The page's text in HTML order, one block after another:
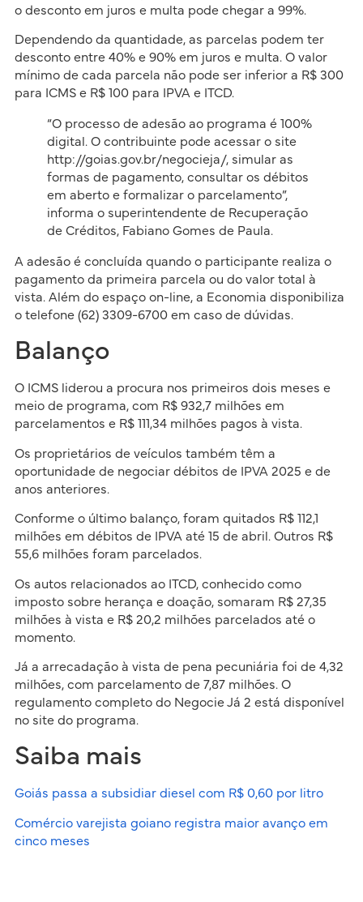
o desconto em juros e multa pode chegar a 99%.
Dependendo da quantidade, as parcelas podem ter
desconto entre 40% e 90% em juros e multa. O valor
mínimo de cada parcela não pode ser inferior a R$ 300
para ICMS e R$ 100 para IPVA e ITCD.
“O processo de adesão ao programa é 100%
digital. O contribuinte pode acessar o site
http://goias.gov.br/negocieja/, simular as
formas de pagamento, consultar os débitos
em aberto e formalizar o parcelamento”,
informa o superintendente de Recuperação
de Créditos, Fabiano Gomes de Paula.
A adesão é concluída quando o participante realiza o
pagamento da primeira parcela ou do valor total à
vista. Além do espaço on-line, a Economia disponibiliza
o telefone (62) 3309-6700 em caso de dúvidas.
Balanço
O ICMS liderou a procura nos primeiros dois meses e
meio de programa, com R$ 932,7 milhões em
parcelamentos e R$ 111,34 milhões pagos à vista.
Os proprietários de veículos também têm a
oportunidade de negociar débitos de IPVA 2025 e de
anos anteriores.
Conforme o último balanço, foram quitados R$ 112,1
milhões em débitos de IPVA até 15 de abril. Outros R$
55,6 milhões foram parcelados.
Os autos relacionados ao ITCD, conhecido como
imposto sobre herança e doação, somaram R$ 27,35
milhões à vista e R$ 20,2 milhões parcelados até o
momento.
Já a arrecadação à vista de pena pecuniária foi de 4,32
milhões, com parcelamento de 7,87 milhões. O
regulamento completo do Negocie Já 2 está disponível
no site do programa.
Saiba mais
Goiás passa a subsidiar diesel com R$ 0,60 por litro
Comércio varejista goiano registra maior avanço em
cinco meses